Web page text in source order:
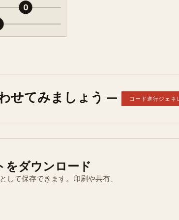
0
せてみましょう — コード進行ジェネ
をダウンロード
して保存できます。印刷や共有、